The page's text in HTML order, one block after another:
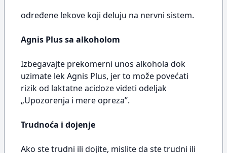
određene lekove koji deluju na nervni sistem.
Agnis Plus sa alkoholom
Izbegavajte prekomerni unos alkohola dok
uzimate lek Agnis Plus, jer to može povećati
rizik od laktatne acidoze videti odeljak
„Upozorenja i mere opreza”.
Trudnoća i dojenje
Ako ste trudni ili dojite, mislite da ste trudni ili